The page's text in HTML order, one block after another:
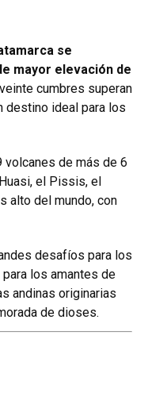
se
mayor elevación de
cumbres superan
destino ideal para los
volcanes de más de 6
el Pissis, el
alto del mundo, con
desafíos para los
los amantes de
andinas originarias
de dioses.